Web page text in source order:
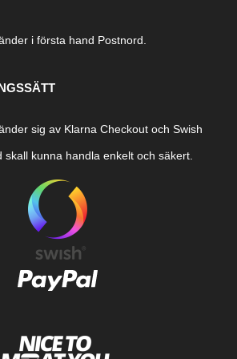
i första hand Postnord.
sig av Klarna Checkout och Swish
skall kunna handla enkelt och säkert.